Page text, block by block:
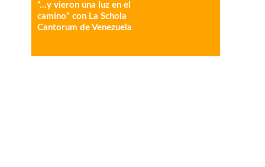
“…y vieron una luz en el
camino” con La Schola
Cantorum de Venezuela